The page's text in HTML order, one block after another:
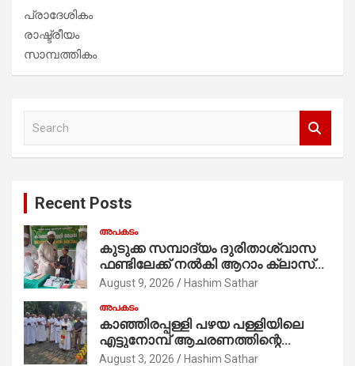
പ്രാദേശികം
രാഷ്ട്രീയം
സാമ്പത്തികം
Recent Posts
അപകടം
കുടുക്ക സമ്പാദ്യം ദുരിതാശ്വാസ
ഫണ്ടിലേക്ക് നൽകി ആറാം ക്ലാസ്
വിദ്യാർത്ഥി അമാൻ
August 9, 2026 Hashim Sathar
അപകടം
കാഞ്ഞിരപ്പള്ളി പഴയ പള്ളിയിലെ
എട്ടുനോമ്പ് ആചരണത്തിന്റെ
ഭാഗമായുള്ള പന്തലിന്റെ കാൽനാട്ട്
August 3, 2026 Hashim Sathar